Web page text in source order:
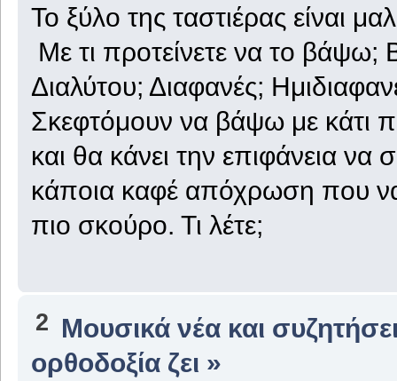
Το ξύλο της ταστιέρας είναι
Με τι προτείνετε να το βάψω;
Διαλύτου; Διαφανές;
Σκεφτόμουν να βάψω με κάτι
και θα κάνει την επιφάνεια να
κάποια καφέ απόχρωση που
πιο σκούρο. Τι λέτε;
2 Μουσικά νέα και
ορθοδοξία ζει »